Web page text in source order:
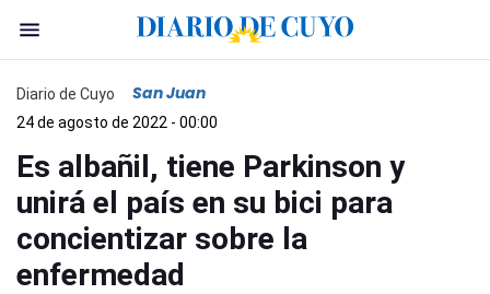
Diario de Cuyo San Juan
24 de agosto de 2022 - 00:00
Es albañil, tiene Parkinson y
unirá el país en su bici para
concientizar sobre la
enfermedad